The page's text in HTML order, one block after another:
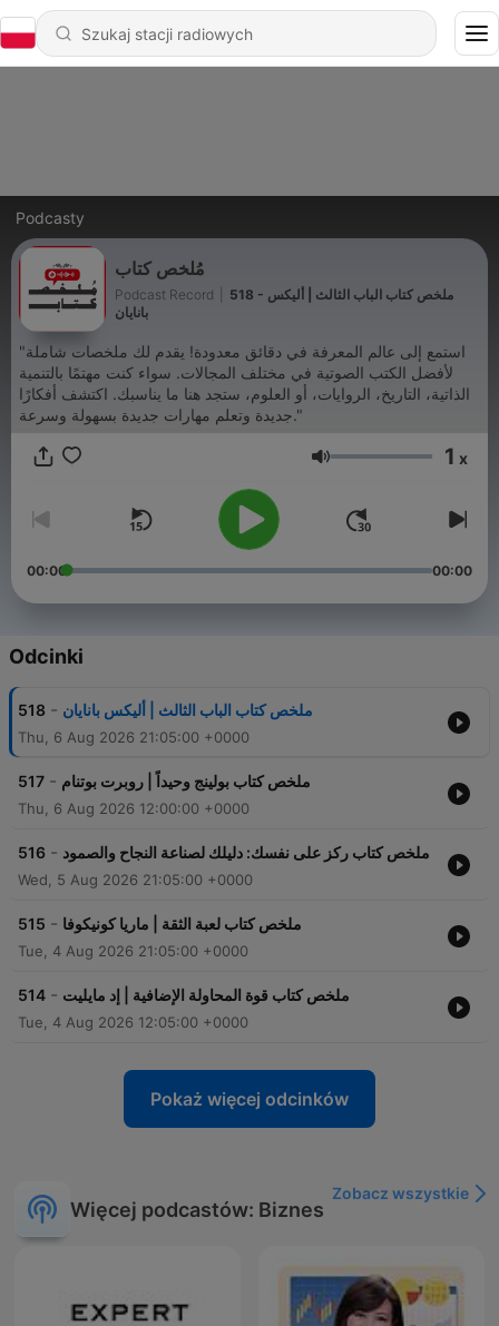
Podcasty
مُلخص كتاب
Podcast Record
518 - ملخص كتاب الباب الثالث | أليكس
بانايان
"استمع إلى عالم المعرفة في دقائق معدودة! يقدم لك ملخصات شاملة
لأفضل الكتب الصوتية في مختلف المجالات. سواء كنت مهتمًا بالتنمية
الذاتية، التاريخ، الروايات، أو العلوم، ستجد هنا ما يناسبك. اكتشف أفكارًا
جديدة وتعلم مهارات جديدة بسهولة وسرعة."
Głośność 1 x
00:00 00:00
Odcinki
518 - ملخص كتاب الباب الثالث | أليكس بانايان
Thu, 6 Aug 2026 21:05:00 +0000
517 - ملخص كتاب بولينج وحيداً | روبرت بوتنام
Thu, 6 Aug 2026 12:00:00 +0000
516 - ملخص كتاب ركز على نفسك: دليلك لصناعة النجاح والصمود
Wed, 5 Aug 2026 21:05:00 +0000
515 - ملخص كتاب لعبة الثقة | ماريا كونيكوفا
Tue, 4 Aug 2026 21:05:00 +0000
514 - ملخص كتاب قوة المحاولة الإضافية | إد مايليت
Tue, 4 Aug 2026 12:05:00 +0000
Pokaż więcej odcinków
Więcej podcastów: Biznes
Zobacz wszystkie